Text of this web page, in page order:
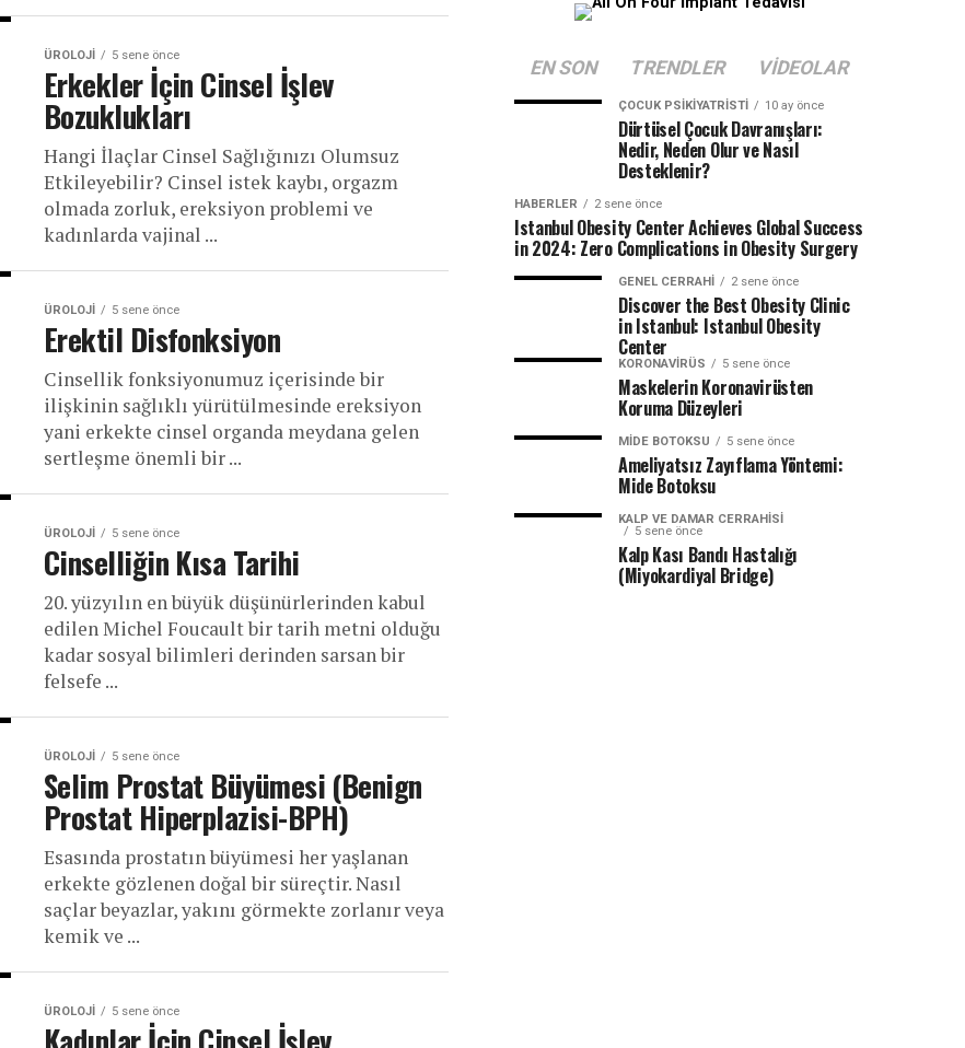
ÜROLOJI 5 sene önce
Erkekler İçin Cinsel İşlev
Bozuklukları
Hangi İlaçlar Cinsel Sağlığınızı Olumsuz
Etkileyebilir? Cinsel istek kaybı, orgazm
olmada zorluk, ereksiyon problemi ve
kadınlarda vajinal ...
ÜROLOJI 5 sene önce
Erektil Disfonksiyon
Cinsellik fonksiyonumuz içerisinde bir
ilişkinin sağlıklı yürütülmesinde ereksiyon
yani erkekte cinsel organda meydana gelen
sertleşme önemli bir ...
ÜROLOJI 5 sene önce
Cinselliğin Kısa Tarihi
20. yüzyılın en büyük düşünürlerinden kabul
edilen Michel Foucault bir tarih metni olduğu
kadar sosyal bilimleri derinden sarsan bir
felsefe ...
ÜROLOJI 5 sene önce
Selim Prostat Büyümesi (Benign
Prostat Hiperplazisi-BPH)
Esasında prostatın büyümesi her yaşlanan
erkekte gözlenen doğal bir süreçtir. Nasıl
saçlar beyazlar, yakını görmekte zorlanır veya
kemik ve ...
ÜROLOJI 5 sene önce
EN SON TRENDLER VIDEOLAR
ÇOCUK PSIKIYATRISTI 10 ay önce
Dürtüsel Çocuk Davranışları:
Nedir, Neden Olur ve Nasıl
Desteklenir?
HABERLER 2 sene önce
Istanbul Obesity Center Achieves Global Success
in 2024: Zero Complications in Obesity Surgery
GENEL CERRAHI 2 sene önce
Discover the Best Obesity Clinic
in Istanbul: Istanbul Obesity
Center
KORONAVIRÜS 5 sene önce
Maskelerin Koronavirüsten
Koruma Düzeyleri
MIDE BOTOKSU 5 sene önce
Ameliyatsız Zayıflama Yöntemi:
Mide Botoksu
KALP VE DAMAR CERRAHISI
5 sene önce
Kalp Kası Bandı Hastalığı
(Miyokardiyal Bridge)